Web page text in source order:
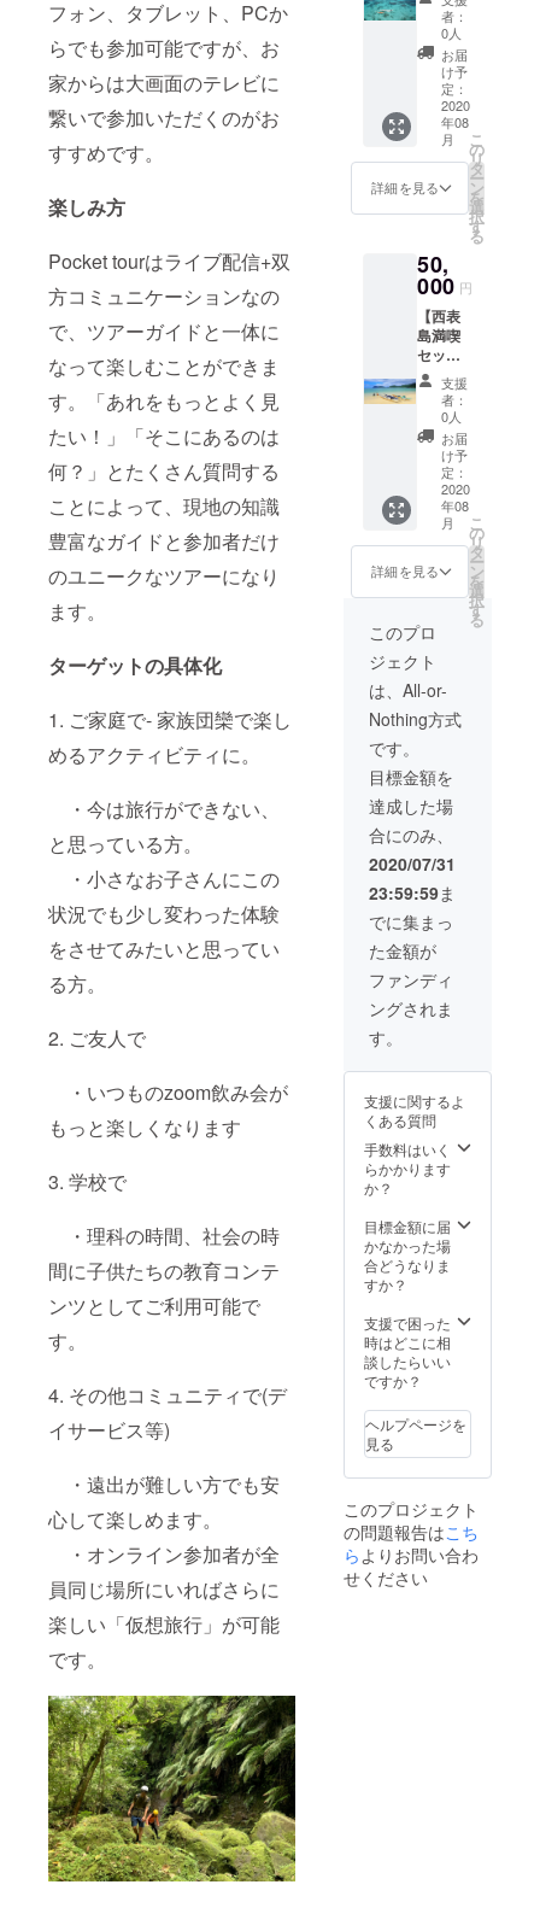
フォン、タブレット、PCか
らでも参加可能ですが、お
家からは大画面のテレビに
繋いで参加いただくのがお
すすめです。
楽しみ方
Pocket tourはライブ配信+双
方コミュニケーションなの
で、ツアーガイドと一体に
なって楽しむことができま
す。「あれをもっとよく見
たい！」「そこにあるのは
何？」とたくさん質問する
ことによって、現地の知識
豊富なガイドと参加者だけ
のユニークなツアーになり
ます。
ターゲットの具体化
1. ご家庭で- 家族団欒で楽し
めるアクティビティに。
・今は旅行ができない、
と思っている方。
・小さなお子さんにこの
状況でも少し変わった体験
をさせてみたいと思ってい
る方。
2. ご友人で
・いつものzoom飲み会が
もっと楽しくなります
3. 学校で
・理科の時間、社会の時
間に子供たちの教育コンテ
ンツとしてご利用可能で
す。
4. その他コミュニティで(デ
イサービス等)
・遠出が難しい方でも安
心して楽しめます。
・オンライン参加者が全
員同じ場所にいればさらに
楽しい「仮想旅行」が可能
です。
【とて
も甘い
塩】で
す。 お
にぎり
に。だ
し汁に
一つま
ると高
級スー
下味、
仕上げ
に。サ
ラダ
に。 か
けすぎ
ても塩
辛くな
い。
【旨味
たっぷ
りな甘
い塩】
をご堪
能くだ
zoomで
実施し5
接続ま
で参加
可能で
す(実質
13,000
円)。 推
奨人数
は1~20
限：
2020年
8月〜
2020年
11月
アー券
2枚・西
表島の
塩セッ
ト】 ど
こから
でも楽
しめる
オンラ
イツ
アー券2
枚（有
限：
2020年
8月〜
2020年
11月）
と西表
島の天
日塩１
パック
を提供
しま
す。 ま
た、感
謝の気
持ちの
メッ
セージ
しま
す。 オ
ンライ
ンツ
アーは
zoomで
で参加
可能で
す(実質
13,000
円)。 推
奨人数
は1~20
人で
す。
者：
0人
お届
け予
定：
2020
年08
月
詳細を見る
こ
の
リ
タ
ー
ン
を
選
択
す
る
50,
000 円
【西表
島満喫
セッ
ト】 ・
西表島
海のデ
イツ
アーチ
ケット
（有効
期限：
2020年
8月〜
2021年
8月）
・グッ
ドアウ
トドア
オリジ
ナルT
シャツ
気持ち
のメッ
セージ
をお送
りいた
しま
す。
（※オン
ライン
ツアー
ではな
く通常
の西表
アーで
支援
者：
0人
お届
け予
定：
2020
年08
月
詳細を見る
こ
の
リ
タ
ー
ン
を
選
択
す
る
このプロ
ジェクト
は、All-or-
Nothing方式
です。
目標金額を
達成した場
合にのみ、
2020/07/31
23:59:59ま
でに集まっ
た金額が
ファンディ
ングされま
す。
支援に関するよ
くある質問
手数料はいく
らかかります
か？
目標金額に届
かなかった場
合どうなりま
すか？
支援で困った
時はどこに相
談したらいい
ですか？
ヘルプページを
見る
このプロジェクト
の問題報告はこち
ら よりお問い合わ
せください